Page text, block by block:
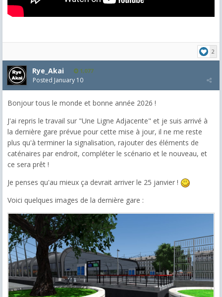
2
Rye_Akai 1,077
Posted January 10
Bonjour tous le monde et bonne année 2026 !
J'ai repris le travail sur "Une Ligne Adjacente" et je suis arrivé à
la dernière gare prévue pour cette mise à jour, il ne me reste
plus qu'à terminer la signalisation, rajouter des éléments de
caténaires par endroit, compléter le scénario et le nouveau, et
ce sera prêt !
Je penses qu'au mieux ça devrait arriver le 25 janvier !
Voici quelques images de la dernière gare :